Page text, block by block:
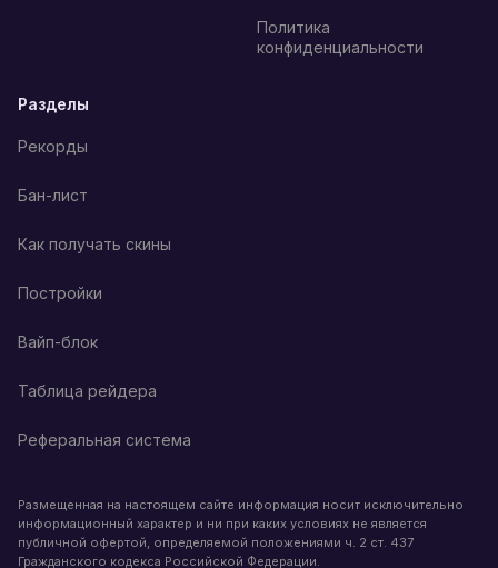
Политика
конфиденциальности
Разделы
Рекорды
Бан-лист
Как получать скины
Постройки
Вайп-блок
Таблица рейдера
Реферальная система
Размещенная на настоящем сайте информация носит исключительно
информационный характер и ни при каких условиях не является
публичной офертой, определяемой положениями ч. 2 ст. 437
Гражданского кодекса Российской Федерации.